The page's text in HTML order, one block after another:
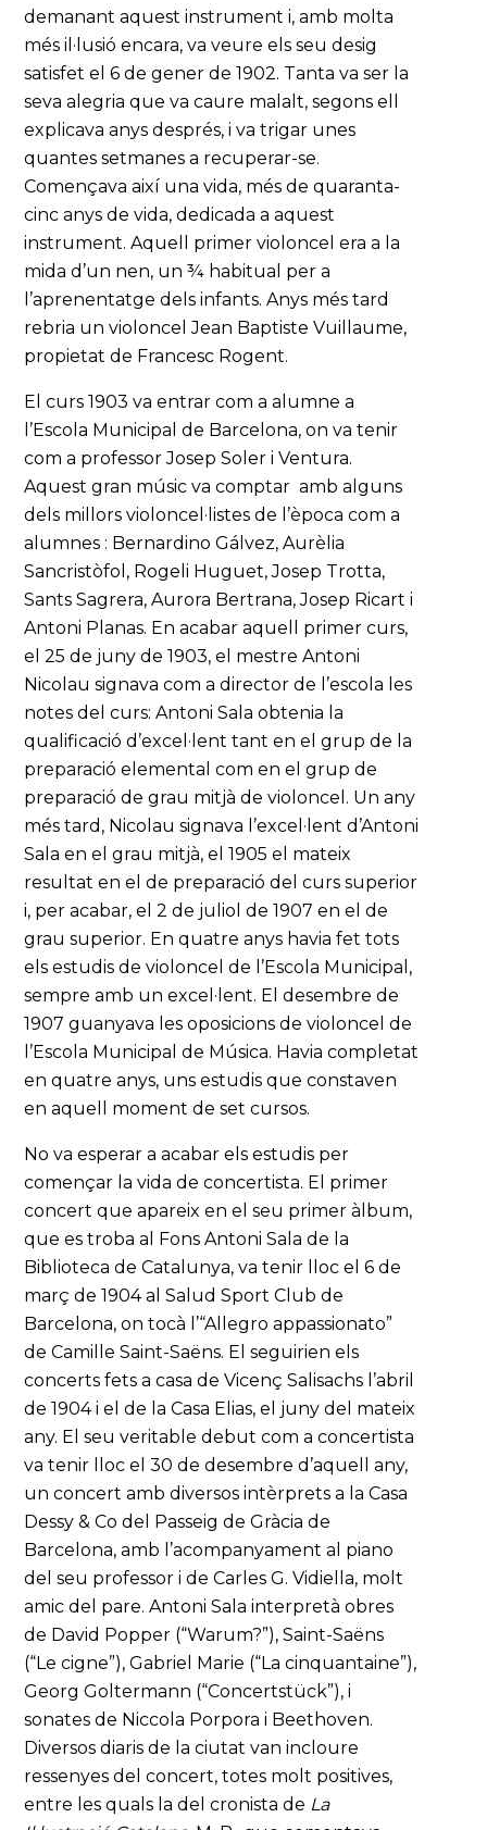
demanant aquest instrument i, amb molta
més il·lusió encara, va veure els seu desig
satisfet el 6 de gener de 1902. Tanta va ser la
seva alegria que va caure malalt, segons ell
explicava anys després, i va trigar unes
quantes setmanes a recuperar-se.
Començava així una vida, més de quaranta-
cinc anys de vida, dedicada a aquest
instrument. Aquell primer violoncel era a la
mida d’un nen, un ¾ habitual per a
l’aprenentatge dels infants. Anys més tard
rebria un violoncel Jean Baptiste Vuillaume,
propietat de Francesc Rogent.
El curs 1903 va entrar com a alumne a
l’Escola Municipal de Barcelona, on va tenir
com a professor Josep Soler i Ventura.
Aquest gran músic va comptar amb alguns
dels millors violoncel·listes de l’època com a
alumnes : Bernardino Gálvez, Aurèlia
Sancristòfol, Rogeli Huguet, Josep Trotta,
Sants Sagrera, Aurora Bertrana, Josep Ricart i
Antoni Planas. En acabar aquell primer curs,
el 25 de juny de 1903, el mestre Antoni
Nicolau signava com a director de l’escola les
notes del curs: Antoni Sala obtenia la
qualificació d’excel·lent tant en el grup de la
preparació elemental com en el grup de
preparació de grau mitjà de violoncel. Un any
més tard, Nicolau signava l’excel·lent d’Antoni
Sala en el grau mitjà, el 1905 el mateix
resultat en el de preparació del curs superior
i, per acabar, el 2 de juliol de 1907 en el de
grau superior. En quatre anys havia fet tots
els estudis de violoncel de l’Escola Municipal,
sempre amb un excel·lent. El desembre de
1907 guanyava les oposicions de violoncel de
l’Escola Municipal de Música. Havia completat
en quatre anys, uns estudis que constaven
en aquell moment de set cursos.
No va esperar a acabar els estudis per
començar la vida de concertista. El primer
concert que apareix en el seu primer àlbum,
que es troba al Fons Antoni Sala de la
Biblioteca de Catalunya, va tenir lloc el 6 de
març de 1904 al Salud Sport Club de
Barcelona, on tocà l’“Allegro appassionato”
de Camille Saint-Saëns. El seguirien els
concerts fets a casa de Vicenç Salisachs l’abril
de 1904 i el de la Casa Elias, el juny del mateix
any. El seu veritable debut com a concertista
va tenir lloc el 30 de desembre d’aquell any,
un concert amb diversos intèrprets a la Casa
Dessy & Co del Passeig de Gràcia de
Barcelona, amb l’acompanyament al piano
del seu professor i de Carles G. Vidiella, molt
amic del pare. Antoni Sala interpretà obres
de David Popper (“Warum?”), Saint-Saëns
(“Le cigne”), Gabriel Marie (“La cinquantaine”),
Georg Goltermann (“Concertstück”), i
sonates de Niccola Porpora i Beethoven.
Diversos diaris de la ciutat van incloure
ressenyes del concert, totes molt positives,
entre les quals la del cronista de La